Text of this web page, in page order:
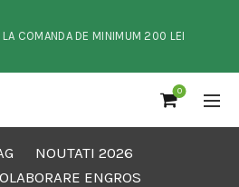
LA COMANDA DE MINIMUM 200 LEI
0
NOUTATI 2026
ENGROS